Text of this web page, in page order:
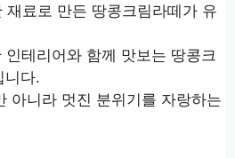
재료로 만든 땅콩크림라떼가 유
인테리어와 함께 맛보는 땅콩크
니다.
아니라 멋진 분위기를 자랑하는